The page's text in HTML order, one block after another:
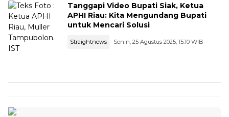
Tanggapi Video Bupati Siak, Ketua
APHI Riau: Kita Mengundang Bupati
untuk Mencari Solusi
Straightnews Senin, 25 Agustus 2025, 15:10 WIB